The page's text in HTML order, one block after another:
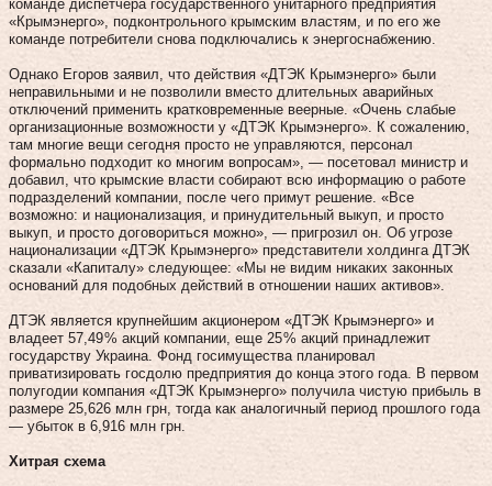
команде диспетчера государственного унитарного предприятия
«Крымэнерго», подконтрольного крымским властям, и по его же
команде потребители снова подключались к энергоснабжению.
Однако Егоров заявил, что действия «ДТЭК Крымэнерго» были
неправильными и не позволили вместо длительных аварийных
отключений применить кратковременные веерные. «Очень слабые
организационные возможности у «ДТЭК Крымэнерго». К сожалению,
там многие вещи сегодня просто не управляются, персонал
формально подходит ко многим вопросам», — посетовал министр и
добавил, что крымские власти собирают всю информацию о работе
подразделений компании, после чего примут решение. «Все
возможно: и национализация, и принудительный выкуп, и просто
выкуп, и просто договориться можно», — пригрозил он. Об угрозе
национализации «ДТЭК Крымэнерго» представители холдинга ДТЭК
сказали «Капиталу» следующее: «Мы не видим никаких законных
оснований для подобных действий в отношении наших активов».
ДТЭК является крупнейшим акционером «ДТЭК Крымэнерго» и
владеет 57,49 % акций компании, еще 25 % акций принадлежит
государству Украина. Фонд госимущества планировал
приватизировать госдолю предприятия до конца этого года. В первом
полугодии компания «ДТЭК Крымэнерго» получила чистую прибыль в
размере 25,626 млн грн, тогда как аналогичный период прошлого года
— убыток в 6,916 млн грн.
Хитрая схема